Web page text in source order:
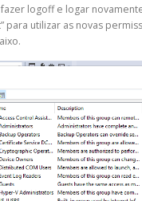
logoff e logar
para utilizar as novas